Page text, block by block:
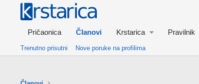
Pričaonica Članovi Krstarica Pravilnik
Trenutno prisutni Nove poruke na profilima